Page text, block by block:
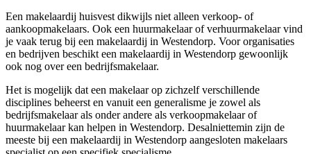
Een makelaardij huisvest dikwijls niet alleen verkoop- of
aankoopmakelaars. Ook een huurmakelaar of verhuurmakelaar vind
je vaak terug bij een makelaardij in Westendorp. Voor organisaties
en bedrijven beschikt een makelaardij in Westendorp gewoonlijk
ook nog over een bedrijfsmakelaar.
Het is mogelijk dat een makelaar op zichzelf verschillende
disciplines beheerst en vanuit een generalisme je zowel als
bedrijfsmakelaar als onder andere als verkoopmakelaar of
huurmakelaar kan helpen in Westendorp. Desalniettemin zijn de
meeste bij een makelaardij in Westendorp aangesloten makelaars